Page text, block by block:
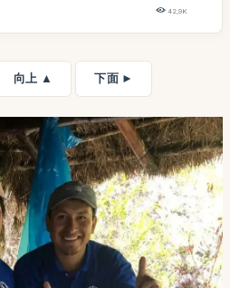
42,9K
向上 ▲ 下面 ►